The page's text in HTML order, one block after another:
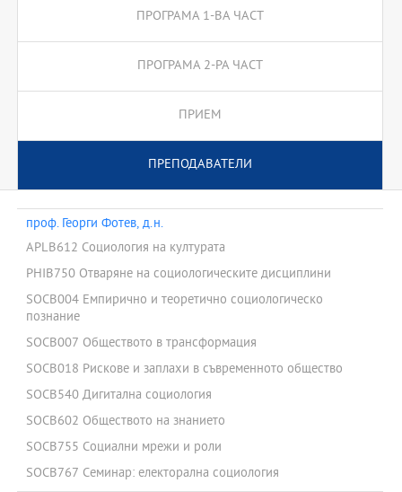
ПРОГРАМА 1-ВА ЧАСТ
ПРОГРАМА 2-РА ЧАСТ
ПРИЕМ
ПРЕПОДАВАТЕЛИ
проф. Георги Фотев, д.н.
APLB612 Социология на културата
PHIB750 Отваряне на социологическите дисциплини
SOCB004 Емпирично и теоретично социологическо
познание
SOCB007 Обществото в трансформация
SOCB018 Рискове и заплахи в съвременното общество
SOCB540 Дигитална социология
SOCB602 Обществото на знанието
SOCB755 Социални мрежи и роли
SOCB767 Семинар: електорална социология